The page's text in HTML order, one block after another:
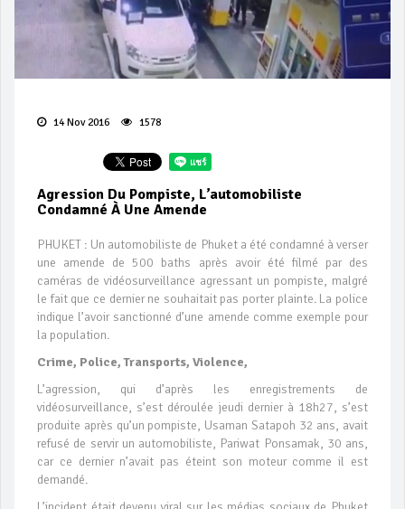
14 Nov 2016 1578
Agression Du Pompiste, L’automobiliste
Condamné À Une Amende
PHUKET : Un automobiliste de Phuket a été condamné à verser
une amende de 500 baths après avoir été filmé par des
caméras de vidéosurveillance agressant un pompiste, malgré
le fait que ce dernier ne souhaitait pas porter plainte. La police
indique l’avoir sanctionné d’une amende comme exemple pour
la population.
Crime, Police, Transports, Violence,
L’agression, qui d’après les enregistrements de
vidéosurveillance, s’est déroulée jeudi dernier à 18h27, s’est
produite après qu’un pompiste, Usaman Satapoh 32 ans, avait
refusé de servir un automobiliste, Pariwat Ponsamak, 30 ans,
car ce dernier n’avait pas éteint son moteur comme il est
demandé.